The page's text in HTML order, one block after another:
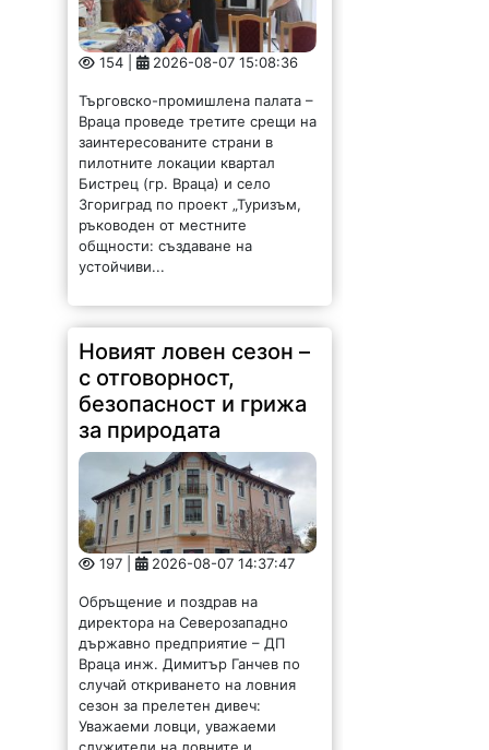
154 | 2026-08-07 15:08:36
Търговско-промишлена палата –
Враца проведе третите срещи на
заинтересованите страни в
пилотните локации квартал
Бистрец (гр. Враца) и село
Згориград по проект „Туризъм,
ръководен от местните
общности: създаване на
устойчиви...
Новият ловен сезон –
с отговорност,
безопасност и грижа
за природата
197 | 2026-08-07 14:37:47
Обръщение и поздрав на
директора на Северозападно
държавно предприятие – ДП
Враца инж. Димитър Ганчев по
случай откриването на ловния
сезон за прелетен дивеч:
Уважаеми ловци, уважаеми